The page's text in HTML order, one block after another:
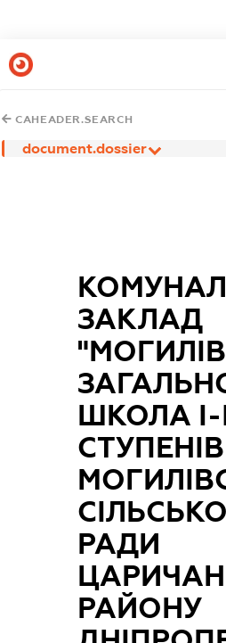
CAHEADER.SEARCH
document.dossier
ЗАКЛАД
ШКОЛА І-
СТУПЕНІВ
РАДИ
РАЙОНУ